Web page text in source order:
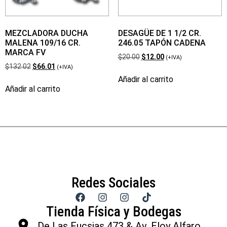
MEZCLADORA DUCHA
MALENA 109/16 CR.
MARCA FV
$132.02 $66.01 (+IVA)
Añadir al carrito
DESAGÜE DE 1 1/2 CR.
246.05 TAPÓN CADENA
$20.00 $12.00 (+IVA)
Añadir al carrito
Redes Sociales
Tienda Física y Bodegas